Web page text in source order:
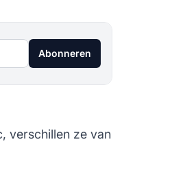
Abonneren
verschillen ze van